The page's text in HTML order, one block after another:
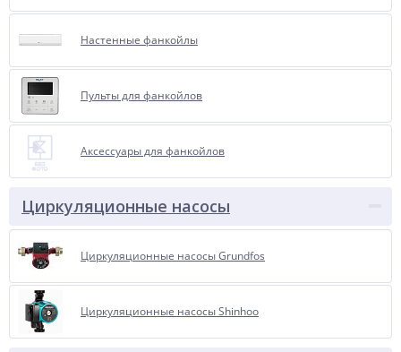
Настенные фанкойлы
Пульты для фанкойлов
Аксессуары для фанкойлов
Циркуляционные насосы
Циркуляционные насосы Grundfos
Циркуляционные насосы Shinhoo